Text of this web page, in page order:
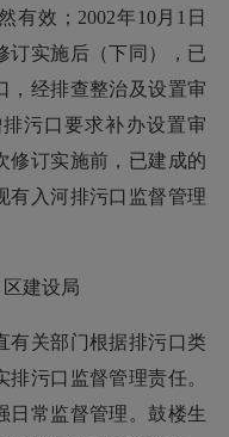
有效；2002年10月1日
订实施后（下同），已
，经排查整治及设置审
污口要求补办设置审
修订实施前，已建成的
有入河排污口监督管理
建设局
关部门根据排污口类
污口监督管理责任。
日常监督管理。鼓楼生